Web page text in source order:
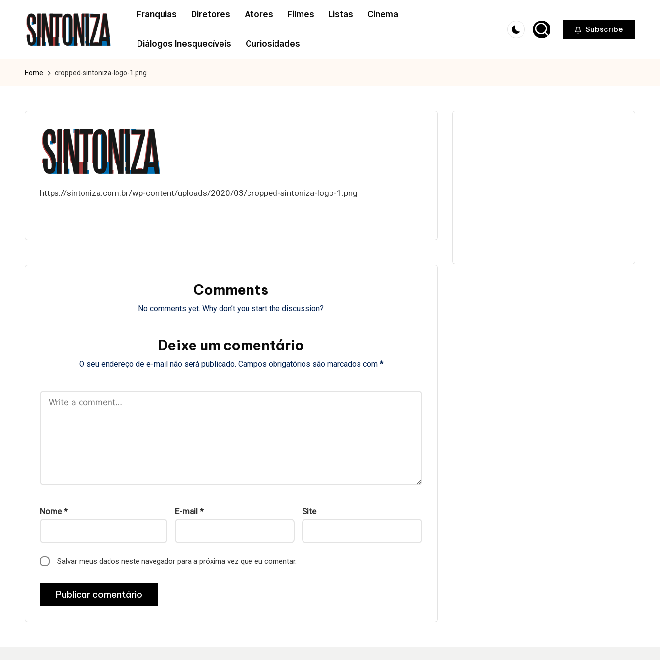
S
i
t
clássicos
dos
Franquias Diretores Atores Filmes Listas Cinema
Diálogos Inesquecíveis Curiosidades
Subscribe
Home cropped-sintoniza-logo-1.png
https://sintoniza.com.br/wp-content/uploads/2020/03/cropped-sintoniza-logo-1.png
Comments
No comments yet. Why don’t you start the discussion?
Deixe um comentário
O seu endereço de e-mail não será publicado. Campos obrigatórios são marcados com *
Nome* E-mail * Site
Salvar meus dados neste navegador para a próxima vez que eu comentar.